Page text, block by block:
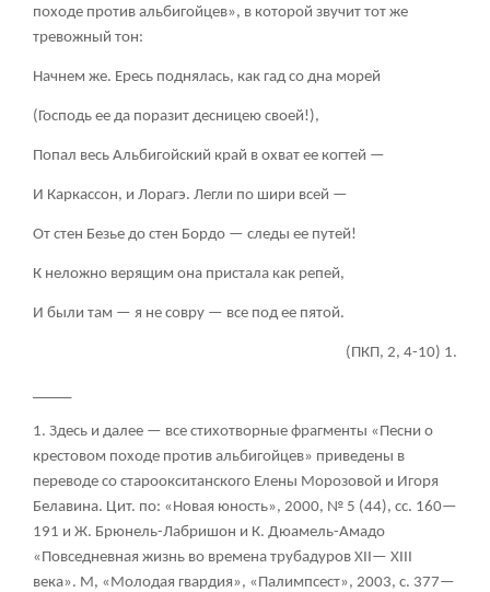
походе против альбигойцев», в которой звучит тот же
тревожный тон:
Начнем же. Ересь поднялась, как гад со дна морей
(Господь ее да поразит десницею своей!),
Попал весь Альбигойский край в охват ее когтей —
И Каркассон, и Лорагэ. Легли по шири всей —
От стен Безье до стен Бордо — следы ее путей!
К неложно верящим она пристала как репей,
И были там — я не совру — все под ее пятой.
(ПКП, 2, 4-10) 1.
1. Здесь и далее — все стихотворные фрагменты «Песни о
крестовом походе против альбигойцев» приведены в
переводе со староокситанского Елены Морозовой и Игоря
Белавина. Цит. по: «Новая юность», 2000, № 5 (44), сс. 160—
191 и Ж. Брюнель-Лабришон и К. Дюамель-Амадо
«Повседневная жизнь во времена трубадуров XII— XIII
века». М, «Молодая гвардия», «Палимпсест», 2003, с. 377—